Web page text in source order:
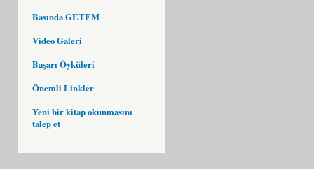
Basında GETEM
Video Galeri
Başarı Öyküleri
Önemli Linkler
Yeni bir kitap okunmasını
talep et